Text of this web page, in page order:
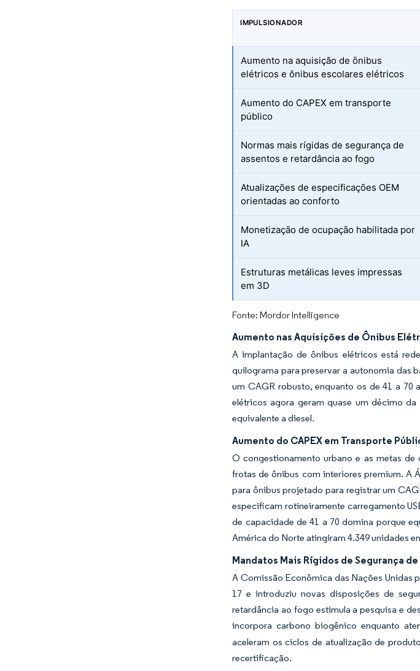
IMPULSIONADOR
Aumento na aquisição de ônibus
elétricos e ônibus escolares elétricos
Aumento do CAPEX em transporte
público
Normas mais rígidas de segurança de
assentos e retardância ao fogo
Atualizações de especificações OEM
orientadas ao conforto
Monetização de ocupação habilitada por
IA
Estruturas metálicas leves impressas
em 3D
Fonte: Mordor Intelligence
Aumento nas Aquisições de Ônibus
A implantação de ônibus elétricos está
quilograma para preservar a autonomia das
um CAGR robusto, enquanto os de 41 a 70
elétricos agora geram quase um décimo
equivalente a diesel.
Aumento do CAPEX em Transporte
O congestionamento urbano e as metas
frotas de ônibus com interiores premium. A
para ônibus projetado para registrar um
especificam rotineiramente carregamento
de capacidade de 41 a 70 domina porque
América do Norte atingiram 4.349 unidades
Mandatos Mais Rígidos de Segurança
A Comissão Econômica das Nações Unidas
17 e introduziu novas disposições de
retardância ao fogo estimula a pesquisa e
incorpora carbono biogênico enquanto
aceleram os ciclos de atualização de
recertificação.